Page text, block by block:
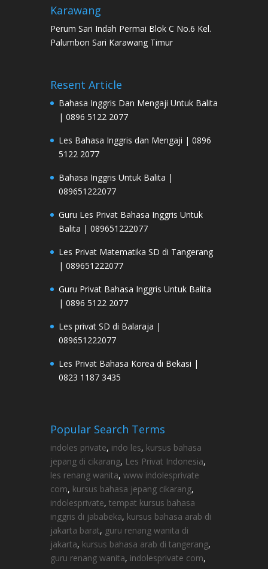
Karawang
Perum Sari Indah Permai Blok C No.6 Kel.
Palumbon Sari Karawang Timur
Resent Article
Bahasa Inggris Dan Mengaji Untuk Balita
| 0896 5122 2077
Les Bahasa Inggris dan Mengaji | 0896
5122 2077
Bahasa Inggris Untuk Balita |
089651222077
Guru Les Privat Bahasa Inggris Untuk
Balita | 089651222077
Les Privat Matematika SD di Tangerang
| 089651222077
Guru Privat Bahasa Inggris Untuk Balita
| 0896 5122 2077
Les privat SD di Balaraja |
089651222077
Les Privat Bahasa Korea di Bekasi |
0823 1187 3435
Popular Search Terms
indoles private, indo les, kursus bahasa
jepang di cikarang, Les Privat Indonesia,
les renang wanita, www indolesprivate
com, kursus bahasa jepang cikarang,
indolesprivate, tempat kursus bahasa
inggris di jababeka, kursus bahasa arab di
jakarta barat, guru renang wanita di
jakarta, kursus bahasa arab di tangerang,
guru renang wanita, indolesprivate com,